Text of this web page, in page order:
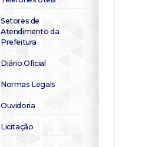
Setores de
Atendimento da
Prefeitura
Diário Oficial
Normas Legais
Ouvidoria
Licitação